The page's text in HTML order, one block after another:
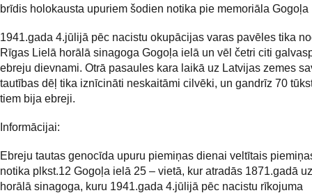
brīdis holokausta upuriem šodien notika pie memoriāla Gogoļa
1941.gada 4.jūlijā pēc nacistu okupācijas varas pavēles tika
Rīgas Lielā horālā sinagoga Gogoļa ielā un vēl četri citi
ebreju dievnami. Otrā pasaules kara laikā uz Latvijas zemes
tautības dēļ tika iznīcināti neskaitāmi cilvēki, un gandrīz 70
tiem bija ebreji.
Informācijai:
Ebreju tautas genocīda upuru piemiņas dienai veltītais
notika plkst.12 Gogoļa ielā 25 – vietā, kur atradās 1871.gadā
horālā sinagoga, kuru 1941.gada 4.jūlijā pēc nacistu rīkojuma